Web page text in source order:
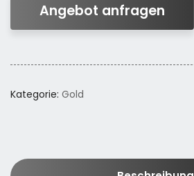
Angebot anfragen
Kategorie: Gold